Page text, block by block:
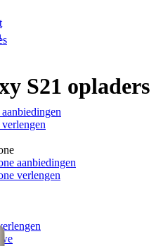
aanbiedingen
verlengen
S21 opladers